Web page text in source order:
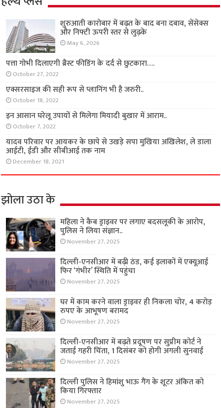
शुरुआती कारोबार में बढ़त के बाद बना दबाव, सेंसेक्स
और निफ्टी ऊपरी स्तर से लुढ़के
May 6, 2026
पत्ता गोभी दिलाएगी ब्रैस्ट फीडिंग के दर्द से छुटकारा….
October 27, 2022
एक्सरसाइज की सही रूप से प्लानिंग भी है जरुरी..
October 18, 2022
इन आसान घरेलू उपायों से मिलेगा मियादी बुखार में आराम..
October 7, 2022
यादव परिवार पर आयकर के छापे से उखड़े सपा मुखिया अखिलेश, ले डाला
आईटी, ईडी और सीबीआई तक नाम
December 18, 2021
झोला उठा के
महिला ने कैब ड्राइवर पर लगाए बदसलूकी के आरोप,
पुलिस ने लिया संज्ञान..
November 27, 2025
दिल्ली-एनसीआर में बढ़ी ठंड, कई इलाकों में एक्यूआई
फिर ‘गंभीर’ स्थिति में पहुंचा
November 27, 2025
घर में काम करने वाला ड्राइवर ही निकला चोर, 4 करोड़
रुपए के आभूषण बरामद
November 27, 2025
दिल्ली-एनसीआर में बढ़ते प्रदूषण पर सुप्रीम कोर्ट ने
जताई गहरी चिंता, 1 दिसंबर को होगी अगली सुनवाई
November 27, 2025
दिल्ली पुलिस ने हिमांशु भाऊ गैंग के शूटर अंकित को
किया गिरफ्तार
November 27, 2025